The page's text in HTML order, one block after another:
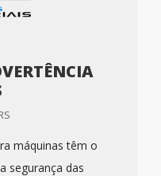
máquinas têm o
segurança das